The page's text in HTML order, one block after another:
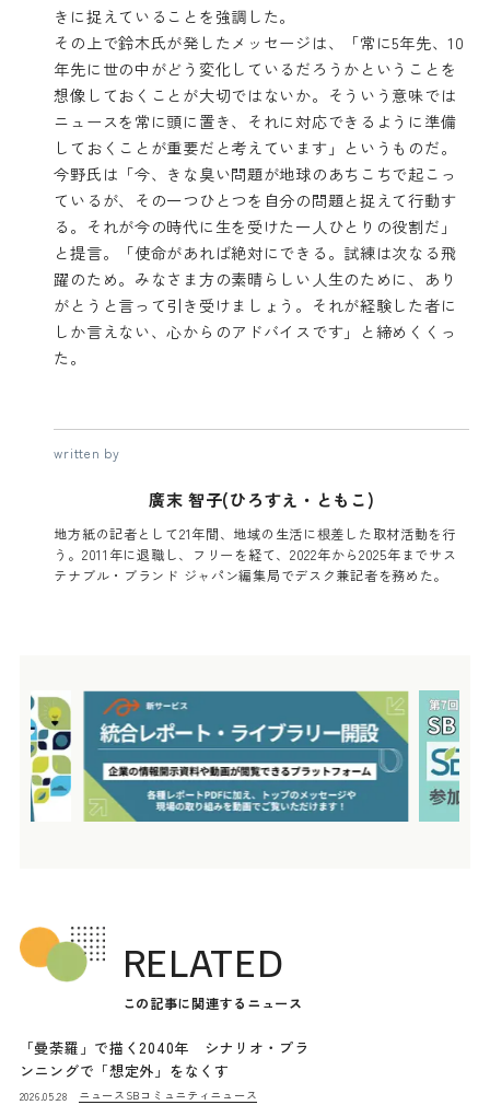
きに捉えていることを強調した。
その上で鈴木氏が発したメッセージは、「常に5年先、10
年先に世の中がどう変化しているだろうかということを
想像しておくことが大切ではないか。そういう意味では
ニュースを常に頭に置き、それに対応できるように準備
しておくことが重要だと考えています」というものだ。
今野氏は「今、きな臭い問題が地球のあちこちで起こっ
ているが、その一つひとつを自分の問題と捉えて行動す
る。それが今の時代に生を受けた一人ひとりの役割だ」
と提言。「使命があれば絶対にできる。試練は次なる飛
躍のため。みなさま方の素晴らしい人生のために、あり
がとうと言って引き受けましょう。それが経験した者に
しか言えない、心からのアドバイスです」と締めくくっ
た。
written by
廣末 智子(ひろすえ・ともこ)
地方紙の記者として21年間、地域の生活に根差した取材活動を行
う。2011年に退職し、フリーを経て、2022年から2025年までサス
テナブル・ブランド ジャパン編集局でデスク兼記者を務めた。
RELATED
この記事に関連するニュース
「曼荼羅」で描く2040年 シナリオ・プラ
ンニングで「想定外」をなくす
2026.05.28 ニュース SBコミュニティニュース